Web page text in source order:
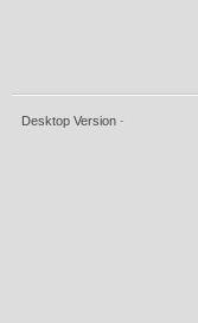
Desktop Version -